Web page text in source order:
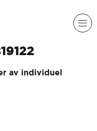
av individuel